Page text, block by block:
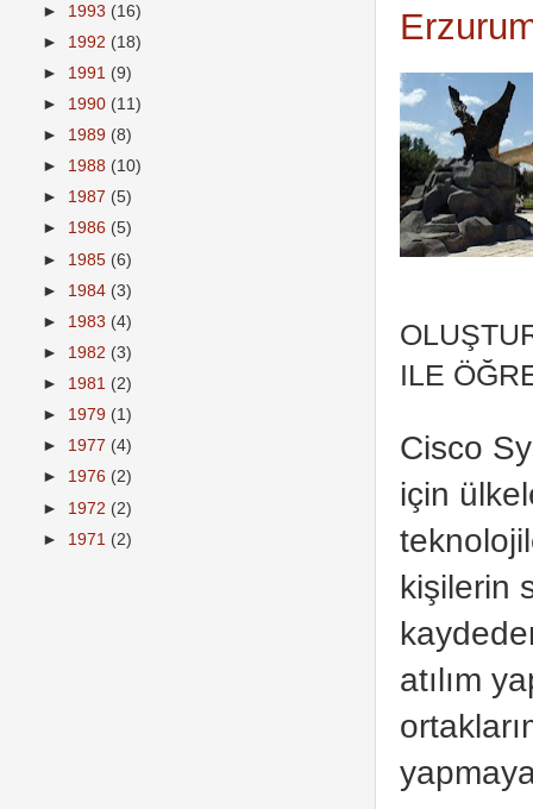
ILE
Cisco
için
kişilerin
atılım
► 1993 (16)
► 1992 (18)
► 1991 (9)
► 1990 (11)
► 1989 (8)
► 1988 (10)
► 1987 (5)
► 1986 (5)
► 1985 (6)
► 1984 (3)
► 1983 (4)
► 1982 (3)
► 1981 (2)
► 1979 (1)
► 1977 (4)
► 1976 (2)
► 1972 (2)
► 1971 (2)